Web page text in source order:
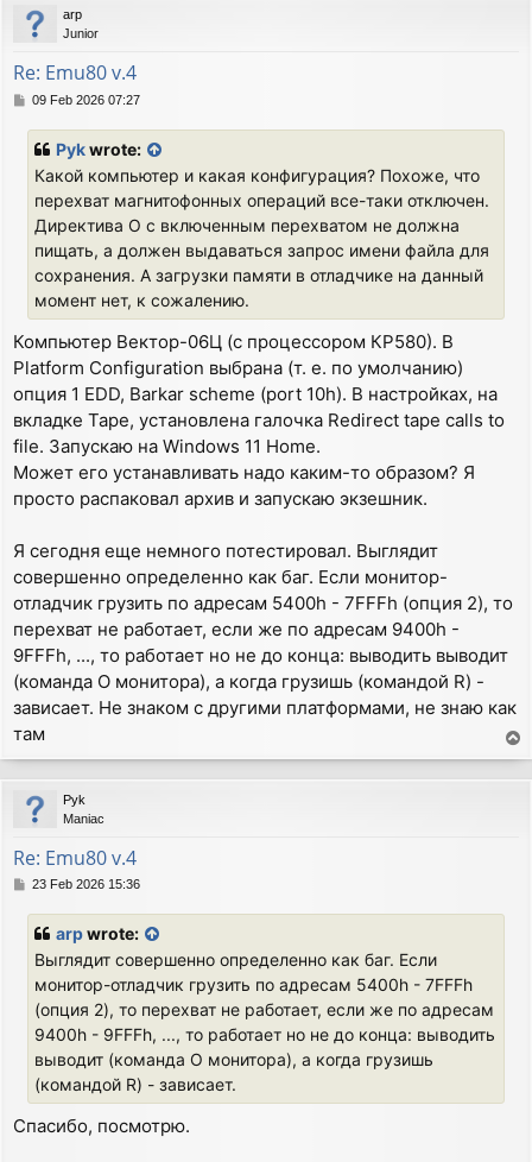
arp
Junior
Re: Emu80 v.4
P09 Feb 2026 07:27
Pykwrote:
Какой компьютер и какая конфигурация? Похоже, что
перехват магнитофонных операций все-таки отключен.
Директива О с включенным перехватом не должна
пищать, а должен выдаваться запрос имени файла для
сохранения. А загрузки памяти в отладчике на данный
момент нет, к сожалению.
Компьютер Вектор-06Ц (с процессором КР580). В
Platform Configuration выбрана (т. е. по умолчанию)
опция 1 EDD, Barkar scheme (port 10h). В настройках, на
вкладке Tape, установлена галочка Redirect tape calls to
file. Запускаю на Windows 11 Home.
Может его устанавливать надо каким-то образом? Я
просто распаковал архив и запускаю экзешник.
Я сегодня еще немного потестировал. Выглядит
совершенно определенно как баг. Если монитор-
отладчик грузить по адресам 5400h - 7FFFh (опция 2), то
перехват не работает, если же по адресам 9400h -
9FFFh, ..., то работает но не до конца: выводить выводит
(команда O монитора), а когда грузишь (командой R) -
зависает. Не знаком с другими платформами, не знаю как
там
o
p
Pyk
Maniac
Re: Emu80 v.4
P23 Feb 2026 15:36
arpwrote:
Выглядит совершенно определенно как баг. Если
монитор-отладчик грузить по адресам 5400h - 7FFFh
(опция 2), то перехват не работает, если же по адресам
9400h - 9FFFh, ..., то работает но не до конца: выводить
выводит (команда O монитора), а когда грузишь
(командой R) - зависает.
Спасибо, посмотрю.